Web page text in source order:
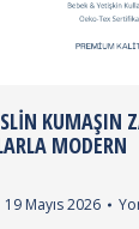
KUMAŞIN
MODERN
19 Mayıs 2026